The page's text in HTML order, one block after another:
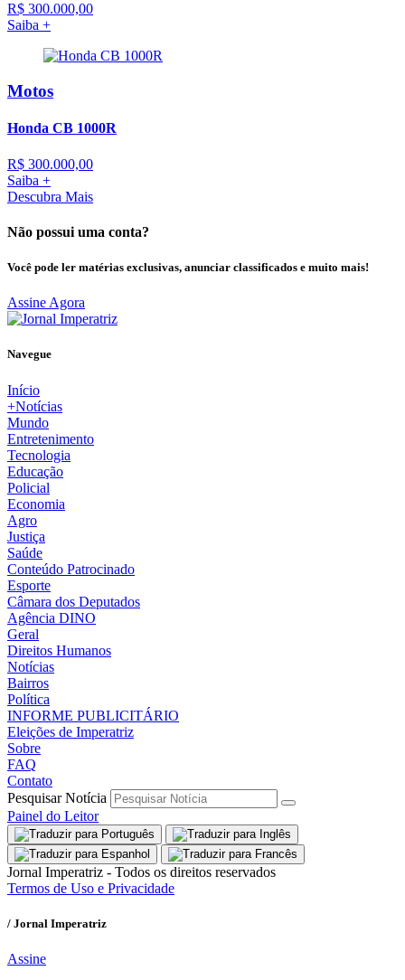
R$ 300.000,00
Saiba +
Motos
Honda CB 1000R
R$ 300.000,00
Saiba +
Descubra Mais
Não possui uma conta?
Você pode ler matérias exclusivas, anunciar classificados e muito mais!
Assine Agora
Navegue
Início
+Notícias
Mundo
Entretenimento
Tecnologia
Educação
Policial
Economia
Agro
Justiça
Saúde
Conteúdo Patrocinado
Esporte
Câmara dos Deputados
Agência DINO
Geral
Direitos Humanos
Notícias
Bairros
Política
INFORME PUBLICITÁRIO
Eleições de Imperatriz
Sobre
FAQ
Contato
Pesquisar Notícia
Painel do Leitor
Jornal Imperatriz - Todos os direitos reservados
Termos de Uso e Privacidade
/ Jornal Imperatriz
Assine